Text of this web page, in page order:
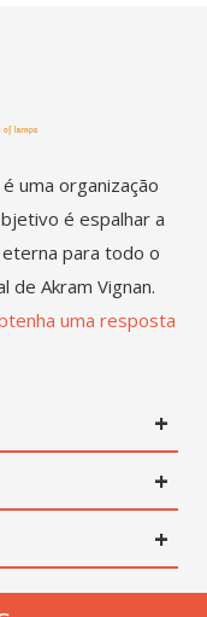
uma organização
é espalhar a
para todo o
de Akram Vignan.
uma resposta